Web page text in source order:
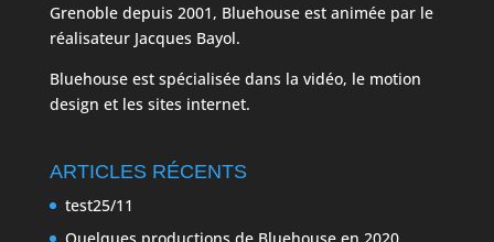
Grenoble depuis 2001, Bluehouse est animée par le
réalisateur Jacques Bayol.
Bluehouse est spécialisée dans la vidéo, le motion
design et les sites internet.
ARTICLES RÉCENTS
test25/11